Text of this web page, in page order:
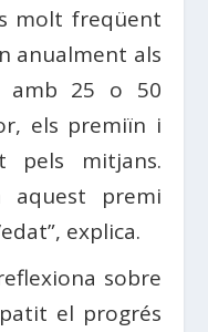
molt freqüent
anualment als
amb 25 o 50
els premiïn i
pels mitjans.
aquest premi
explica.
sobre
el progrés